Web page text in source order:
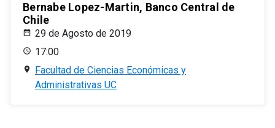
Bernabe Lopez-Martin, Banco Central de
Chile
29 de Agosto de 2019
17:00
Facultad de Ciencias Económicas y
Administrativas UC